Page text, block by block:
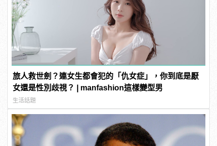
旅人救世劍？連女生都會犯的「仇女症」，你到底是厭
女還是性別歧視？ | manfashion這樣變型男
生活話題